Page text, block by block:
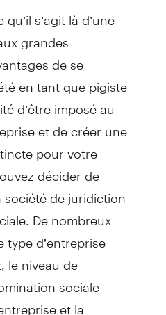
s’agit là d’une
grandes
de se
en tant que pigiste
d’être imposé au
et de créer une
pour votre
décider de
de juridiction
De nombreux
d’entreprise
le niveau de
sociale
et la